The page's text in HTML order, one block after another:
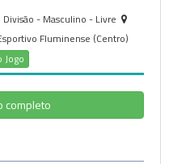
Divisão - Masculino - Livre
Fluminense (Centro)
Jogo
completo